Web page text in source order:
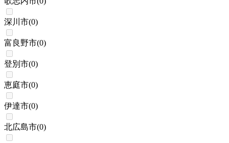
深川市(0)
富良野市(0)
登別市(0)
恵庭市(0)
伊達市(0)
北広島市(0)